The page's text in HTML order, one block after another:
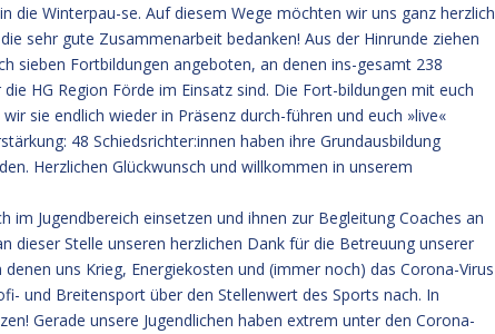
die Winterpau-se. Auf diesem Wege möchten wir uns ganz herzlich
sehr gute Zusammenarbeit bedanken! Aus der Hinrunde ziehen
sieben Fortbildungen angeboten, an denen ins-gesamt 238
HG Region Förde im Einsatz sind. Die Fort-bildungen mit euch
sie endlich wieder in Präsenz durch-führen und euch »live«
48 Schiedsrichter:innen haben ihre Grundausbildung
Herzlichen Glückwunsch und willkommen in unserem
im Jugendbereich einsetzen und ihnen zur Begleitung Coaches an
dieser Stelle unseren herzlichen Dank für die Betreuung unserer
uns Krieg, Energiekosten und (immer noch) das Corona-Virus
und Breitensport über den Stellenwert des Sports nach. In
Gerade unsere Jugendlichen haben extrem unter den Corona-